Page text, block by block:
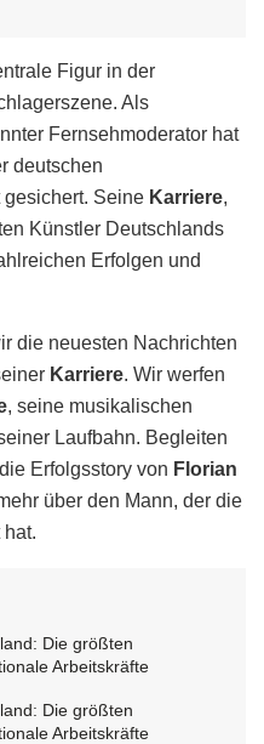
Figur in der
Als
Fernsehmoderator hat
deutschen
Seine Karriere,
Künstler Deutschlands
Erfolgen und
die neuesten Nachrichten
Karriere. Wir werfen
, seine musikalischen
Laufbahn. Begleiten
Erfolgsstory von Florian
über den Mann, der die
hat.
Die größten
Arbeitskräfte
Die größten
Arbeitskräfte